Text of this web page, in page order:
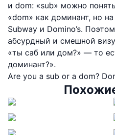
и dom: «sub» можно
«dom» как доминант, но
Subway и Domino’s.
абсурдный и смешной
«ты саб или дом?» — то
доминант?».
Are you a sub or a dom?